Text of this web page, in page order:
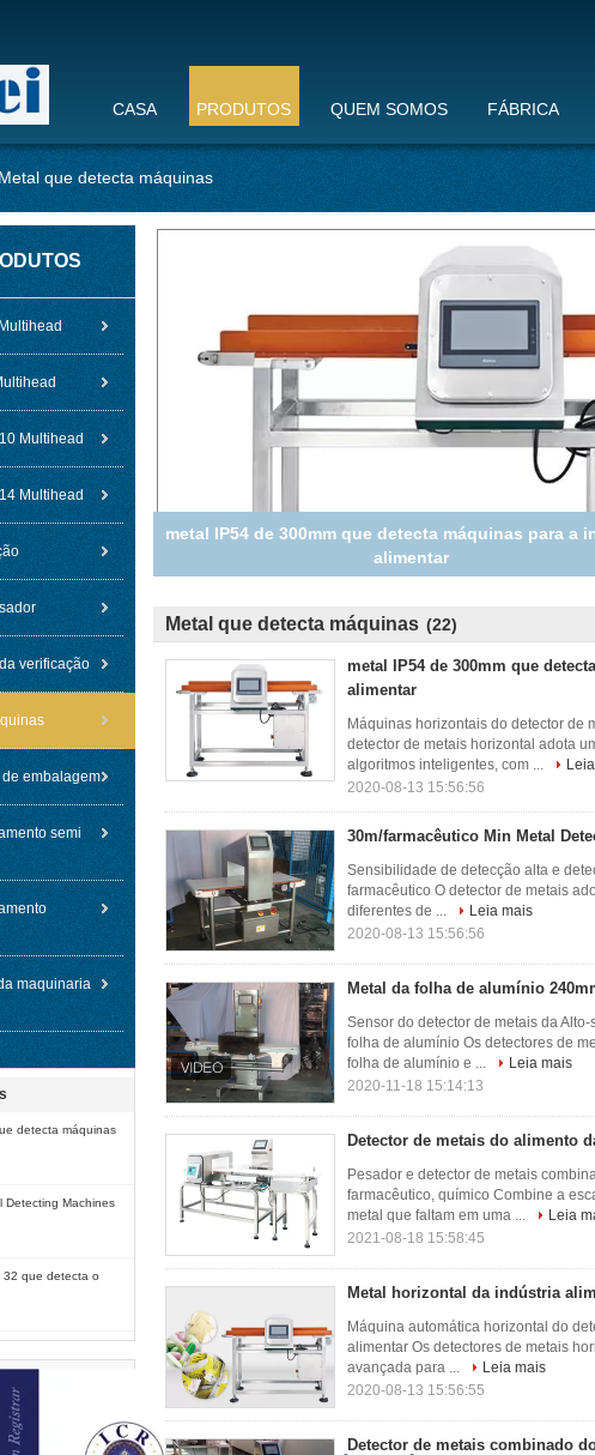
CASA PRODUTOS QUEM SOMOS FÁBRICA
Metal que detecta máquinas
Multihead
Multihead
verificação
embalagem
semi
maquinaria
detecta máquinas
Detecting Machines
32 que detecta o
30m/farmacêutico Min Metal Detecting
Metal que detecta máquinas (22)
metal IP54 de 300mm que
alimentar
Máquinas horizontais do detector de
detector de metais horizontal adota
algoritmos inteligentes, com ...
2020-08-13 15:56:56
30m/farmacêutico Min Metal
Sensibilidade de detecção alta e
farmacêutico O detector de metais
diferentes de ...
Leia mais
2020-08-13 15:56:56
Metal da folha de alumínio
Sensor do detector de metais da
folha de alumínio Os detectores de
folha de alumínio e ...
Leia mais
2020-11-18 15:14:13
Detector de metais do alimento
Pesador e detector de metais
farmacêutico, químico Combine a
metal que faltam em uma ...
Leia
2021-08-18 15:58:45
Metal horizontal da indústria
Máquina automática horizontal do
alimentar Os detectores de metais
avançada para ...
Leia mais
2020-08-13 15:56:55
Detector de metais combinado